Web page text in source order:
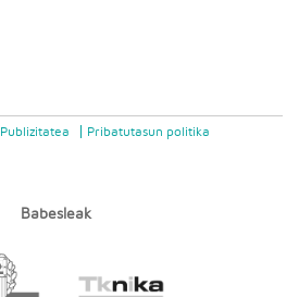
Publizitatea Pribatutasun politika
Babesleak